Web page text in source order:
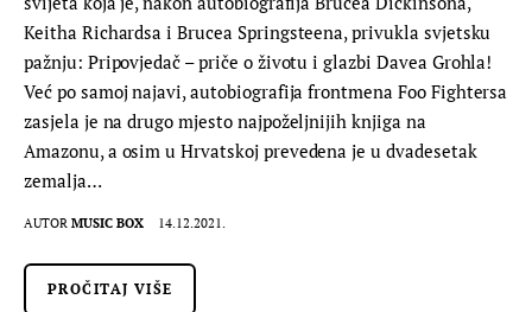
Keitha Richardsa i Brucea Springsteena, privukla svjetsku
pažnju: Pripovjedač – priče o životu i glazbi Davea Grohla!
Već po samoj najavi, autobiografija frontmena Foo Fightersa
zasjela je na drugo mjesto najpoželjnijih knjiga na
Amazonu, a osim u Hrvatskoj prevedena je u dvadesetak
zemalja…
AUTOR MUSIC BOX 14.12.2021.
PROČITAJ VIŠE